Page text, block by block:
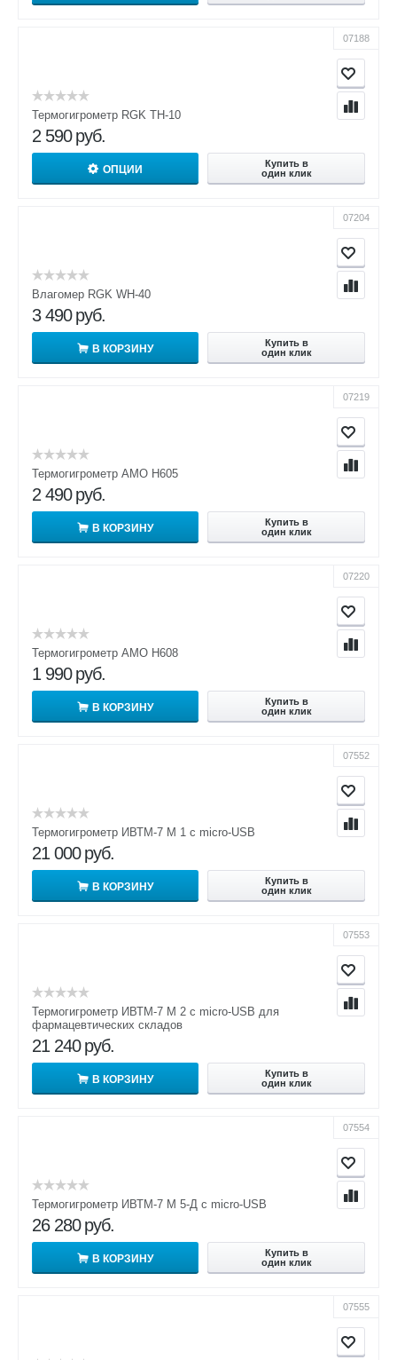
07188
Термогигрометр RGK TH-10
2 590 руб.
ОПЦИИ
Купить в
один клик
07204
Влагомер RGK WH-40
3 490 руб.
В КОРЗИНУ
Купить в
один клик
07219
Термогигрометр AMO H605
2 490 руб.
В КОРЗИНУ
Купить в
один клик
07220
Термогигрометр AMO H608
1 990 руб.
В КОРЗИНУ
Купить в
один клик
07552
Термогигрометр ИВТМ-7 М 1 c micro-USB
21 000 руб.
В КОРЗИНУ
Купить в
один клик
07553
Термогигрометр ИВТМ-7 М 2 c micro-USB для
фармацевтических складов
21 240 руб.
В КОРЗИНУ
Купить в
один клик
07554
Термогигрометр ИВТМ-7 М 5-Д c micro-USB
26 280 руб.
В КОРЗИНУ
Купить в
один клик
07555